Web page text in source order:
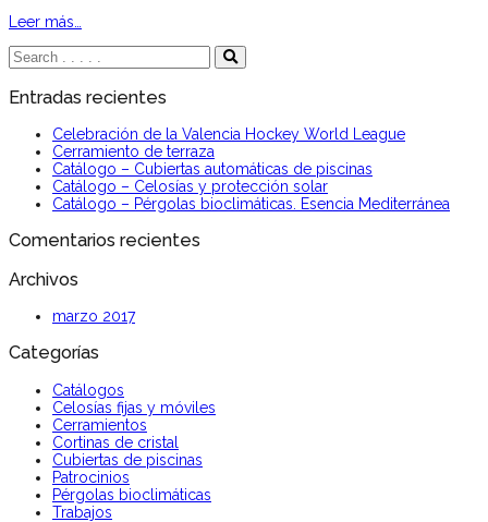
Leer más…
Entradas recientes
Celebración de la Valencia Hockey World League
Cerramiento de terraza
Catálogo – Cubiertas automáticas de piscinas
Catálogo – Celosías y protección solar
Catálogo – Pérgolas bioclimáticas. Esencia Mediterránea
Comentarios recientes
Archivos
marzo 2017
Categorías
Catálogos
Celosías fijas y móviles
Cerramientos
Cortinas de cristal
Cubiertas de piscinas
Patrocinios
Pérgolas bioclimáticas
Trabajos